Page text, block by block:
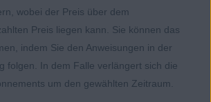
wobei der Preis über dem
Preis liegen kann. Sie können das
indem Sie den Anweisungen in der
folgen. In dem Falle verlängert sich die
um den gewählten Zeitraum.